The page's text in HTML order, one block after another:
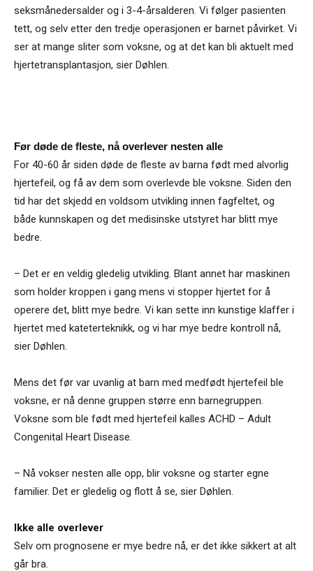
seksmånedersalder og i 3-4-årsalderen. Vi følger pasienten
tett, og selv etter den tredje operasjonen er barnet påvirket. Vi
ser at mange sliter som voksne, og at det kan bli aktuelt med
hjertetransplantasjon, sier Døhlen.
Før døde de fleste, nå overlever nesten alle
For 40-60 år siden døde de fleste av barna født med alvorlig
hjertefeil, og få av dem som overlevde ble voksne. Siden den
tid har det skjedd en voldsom utvikling innen fagfeltet, og
både kunnskapen og det medisinske utstyret har blitt mye
bedre.
– Det er en veldig gledelig utvikling. Blant annet har maskinen
som holder kroppen i gang mens vi stopper hjertet for å
operere det, blitt mye bedre. Vi kan sette inn kunstige klaffer i
hjertet med kateterteknikk, og vi har mye bedre kontroll nå,
sier Døhlen.
Mens det før var uvanlig at barn med medfødt hjertefeil ble
voksne, er nå denne gruppen større enn barnegruppen.
Voksne som ble født med hjertefeil kalles ACHD – Adult
Congenital Heart Disease.
– Nå vokser nesten alle opp, blir voksne og starter egne
familier. Det er gledelig og flott å se, sier Døhlen.
Ikke alle overlever
Selv om prognosene er mye bedre nå, er det ikke sikkert at alt
går bra.